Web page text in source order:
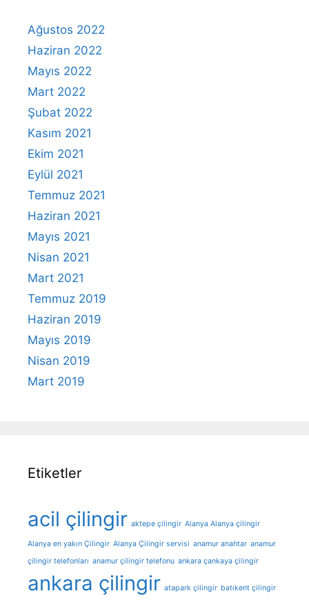
Ağustos 2022
Haziran 2022
Mayıs 2022
Mart 2022
Şubat 2022
Kasım 2021
Ekim 2021
Eylül 2021
Temmuz 2021
Haziran 2021
Mayıs 2021
Nisan 2021
Mart 2021
Temmuz 2019
Haziran 2019
Mayıs 2019
Nisan 2019
Mart 2019
Etiketler
acil çilingir aktepe çilingir Alanya Alanya çilingir
Alanya en yakın Çilingir Alanya Çilingir servisi anamur anahtar anamur
çilingir telefonları anamur çilingir telefonu ankara çankaya çilingir
ankara çilingir atapark çilingir batıkent çilingir